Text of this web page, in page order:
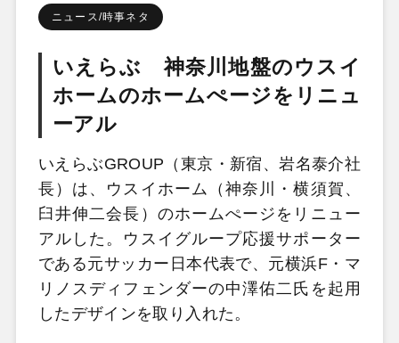
ニュース/時事ネタ
いえらぶ 神奈川地盤のウスイ
ホームのホームぺージをリニュ
ーアル
いえらぶGROUP（東京・新宿、岩名泰介社
長）は、ウスイホーム（神奈川・横須賀、
臼井伸二会長）のホームぺージをリニュー
アルした。ウスイグループ応援サポーター
である元サッカー日本代表で、元横浜F・マ
リノスディフェンダーの中澤佑二氏を起用
したデザインを取り入れた。